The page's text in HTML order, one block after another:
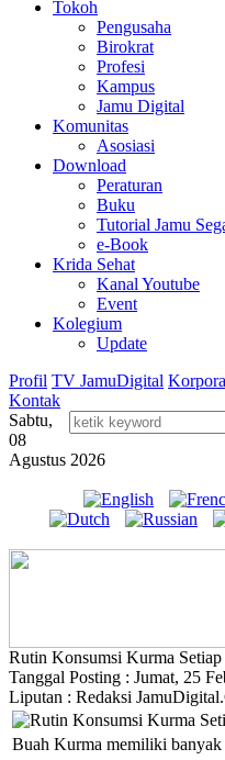
Tokoh
Pengusaha
Birokrat
Profesi
Kampus
Jamu Digital
Komunitas
Asosiasi
Download
Peraturan
Buku
Tutorial Jamu
e-Book
Krida Sehat
Kanal Youtube
Event
Kolegium
Update
Profil TV JamuDigital
Kontak
Sabtu,
08
Agustus 2026
Rutin Konsumsi Kurma
Tanggal Posting : Jumat, 25
Liputan : Redaksi
Buah Kurma memiliki banyak